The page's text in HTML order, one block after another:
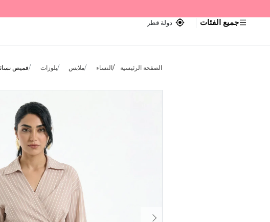
جميع الفئات دولة قطر
الصفحة الرئيسية النساء ملابس بلوزات قميص